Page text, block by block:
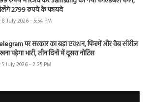
2799 रुपये के फायदे
8 July 2026 - 5:54 PM
पर सरकार का बड़ा एक्शन, फिल्में और वेब सीरीज
पड़ेगा भारी, तीन दिनों में दूसरा नोटिस
5 July 2026 - 2:25 PM